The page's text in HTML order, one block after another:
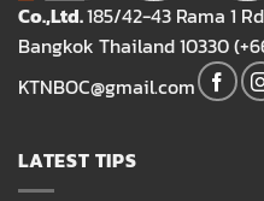
Co.,Ltd.185/42-43 Rama 1
Bangkok Thailand 10330
KTNBOC@gmail.com
LATEST TIPS